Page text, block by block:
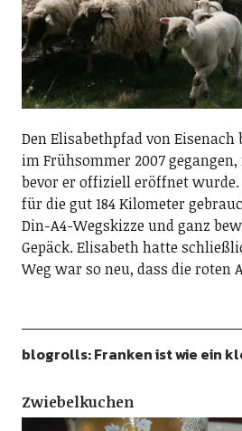
Den Elisabethpfad von
im Frühsommer 2007
bevor er offiziell eröffnet wurde.
für die gut 184 Kilometer
Din-A4-Wegskizze und ganz
Gepäck. Elisabeth hatte
Weg war so neu, dass die roten
blogrolls: Franken ist wie ein
Zwiebelkuchen